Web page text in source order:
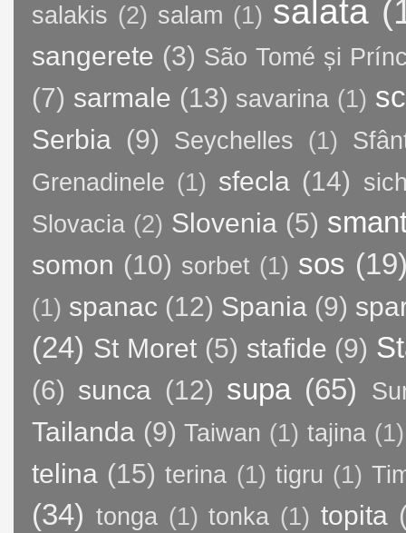
salakis (2) salam (1) salata
sangerete (3) São Tomé și
(7) sarmale (13) savarina (1)
Serbia (9) Seychelles (1)
Grenadinele (1) sfecla (14)
Slovacia (2) Slovenia (5)
somon (10) sorbet (1) sos
(1) spanac (12) Spania (9)
(24) St Moret (5) stafide (9)
(6) sunca (12) supa (65)
Tailanda (9) Taiwan (1) tajina (1)
telina (15) terina (1) tigru (1)
(34) tonga (1) tonka (1) topita